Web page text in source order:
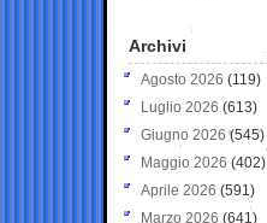
Archivi
Agosto 2026 (119)
Luglio 2026 (613)
Giugno 2026 (545)
Maggio 2026 (402)
Aprile 2026 (591)
Marzo 2026 (641)